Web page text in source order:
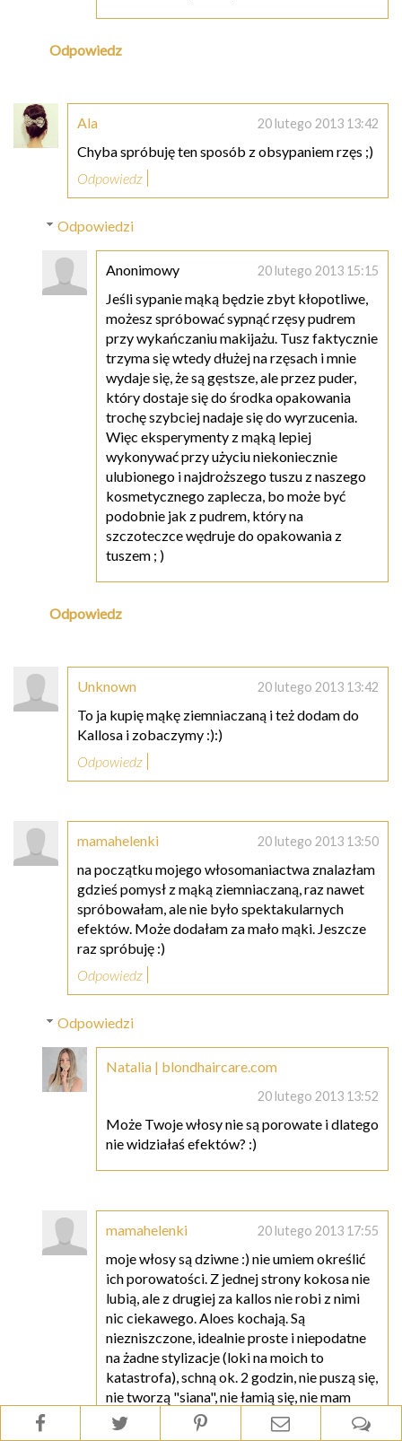
Odpowiedz
Ala 20 lutego 2013 13:42
Chyba spróbuję ten sposób z obsypaniem rzęs ;)
Odpowiedz
Odpowiedzi
Anonimowy 20 lutego 2013 15:15
Jeśli sypanie mąką będzie zbyt kłopotliwe,
możesz spróbować sypnąć rzęsy pudrem
przy wykańczaniu makijażu. Tusz faktycznie
trzyma się wtedy dłużej na rzęsach i mnie
wydaje się, że są gęstsze, ale przez puder,
który dostaje się do środka opakowania
trochę szybciej nadaje się do wyrzucenia.
Więc eksperymenty z mąką lepiej
wykonywać przy użyciu niekoniecznie
ulubionego i najdroższego tuszu z naszego
kosmetycznego zaplecza, bo może być
podobnie jak z pudrem, który na
szczoteczce wędruje do opakowania z
tuszem ; )
Odpowiedz
Unknown 20 lutego 2013 13:42
To ja kupię mąkę ziemniaczaną i też dodam do
Kallosa i zobaczymy :):)
Odpowiedz
mamahelenki 20 lutego 2013 13:50
na początku mojego włosomaniactwa znalazłam
gdzieś pomysł z mąką ziemniaczaną, raz nawet
spróbowałam, ale nie było spektakularnych
efektów. Może dodałam za mało mąki. Jeszcze
raz spróbuję :)
Odpowiedz
Odpowiedzi
Natalia | blondhaircare.com
20 lutego 2013 13:52
Może Twoje włosy nie są porowate i dlatego
nie widziałaś efektów? :)
mamahelenki 20 lutego 2013 17:55
moje włosy są dziwne :) nie umiem określić
ich porowatości. Z jednej strony kokosa nie
lubią, ale z drugiej za kallos nie robi z nimi
nic ciekawego. Aloes kochają. Są
niezniszczone, idealnie proste i niepodatne
na żadne stylizacje (loki na moich to
katastrofa), schną ok. 2 godzin, nie puszą się,
nie tworzą "siana", nie łamią się, nie mam
rozdwojonych końcówek-mimo braku
zabezpieczenia. Sama nie wiem co o tym